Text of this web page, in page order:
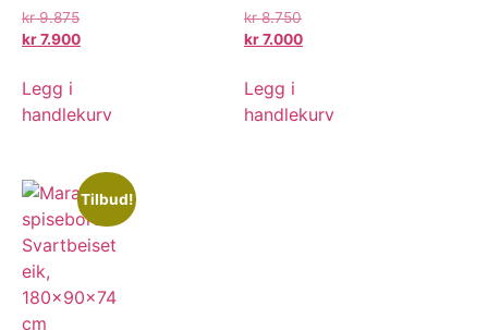
kr9.875
kr7.900
Legg i
handlekurv
kr8.750
kr7.000
Legg i
handlekurv
Tilbud!